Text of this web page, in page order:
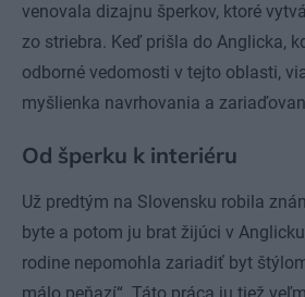
venovala dizajnu šperkov, ktoré
zo striebra. Keď prišla do Anglicka,
odborné vedomosti v tejto oblasti,
myšlienka navrhovania a
Od šperku k interiéru
Už predtým na Slovensku robila
byte a potom ju brat žijúci v
rodine nepomohla zariadiť byt